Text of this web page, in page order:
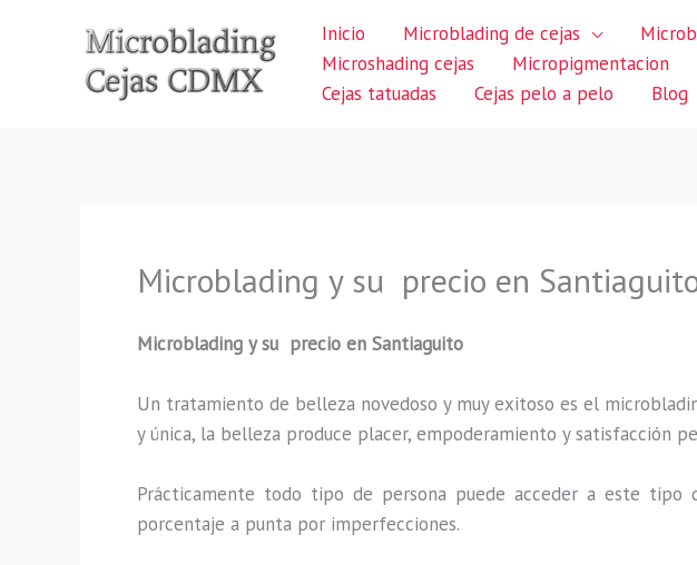
Inicio Microblading de cejas
Microshading cejas
Micropigmentacion
Cejas tatuadas
Cejas pelo a pelo Blog
Microblading y su precio en
Microblading y su precio en Santiaguito
Un tratamiento de belleza novedoso y muy exitoso es el
y única, la belleza produce placer, empoderamiento y satisfacción
Prácticamente todo tipo de persona puede acceder a este
porcentaje a punta por imperfecciones.